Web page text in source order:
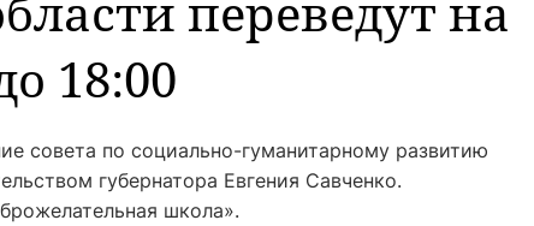
18:00
совета по социально-гуманитарному развитию
губернатора Евгения Савченко.
школа».